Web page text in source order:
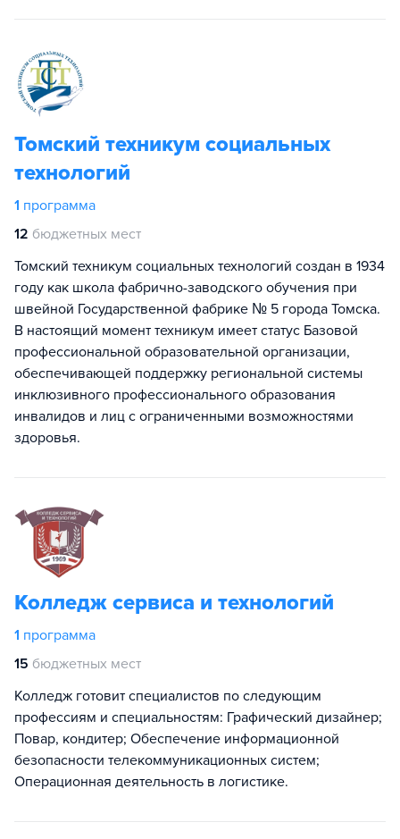
Томский техникум социальных
технологий
1 программа
12 бюджетных мест
Томский техникум социальных технологий создан в 1934
году как школа фабрично-заводского обучения при
швейной Государственной фабрике № 5 города Томска.
В настоящий момент техникум имеет статус Базовой
профессиональной образовательной организации,
обеспечивающей поддержку региональной системы
инклюзивного профессионального образования
инвалидов и лиц с ограниченными возможностями
здоровья.
Колледж сервиса и технологий
1 программа
15 бюджетных мест
Колледж готовит специалистов по следующим
профессиям и специальностям: Графический дизайнер;
Повар, кондитер; Обеспечение информационной
безопасности телекоммуникационных систем;
Операционная деятельность в логистике.